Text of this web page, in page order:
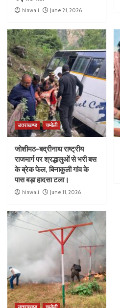
hinwali June 21, 2026
उत्तराखण्ड चमोली
जोशीमठ-बद्रीनाथ राष्ट्रीय
राजमार्ग पर श्रद्धालुओं से भरी बस
के ब्रेक फेल, बिनाकुली गांव के
पास बड़ा हादसा टला।
hinwali June 11, 2026